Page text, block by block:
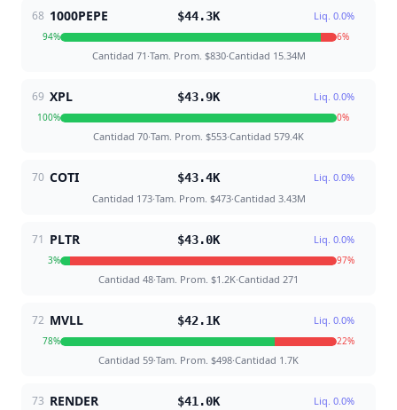
68 1000PEPE $44.3K Liq. 0.0%
94% 6%
Cantidad 71 ·Tam. Prom. $830·Cantidad 15.34M
69 XPL $43.9K Liq. 0.0%
100% 0%
Cantidad 70·Tam. Prom. $553·Cantidad 579.4K
70 COTI $43.4K Liq. 0.0%
Cantidad 173·Tam. Prom. $473·Cantidad 3.43M
71 PLTR $43.0K Liq. 0.0%
3% 97%
Cantidad 48·Tam. Prom. $1.2K·Cantidad 271
72 MVLL $42.1K Liq. 0.0%
78% 22%
Cantidad 59·Tam. Prom. $498·Cantidad 1.7K
73 RENDER $41.0K Liq. 0.0%